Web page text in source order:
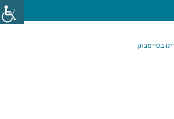
בפייסבוק